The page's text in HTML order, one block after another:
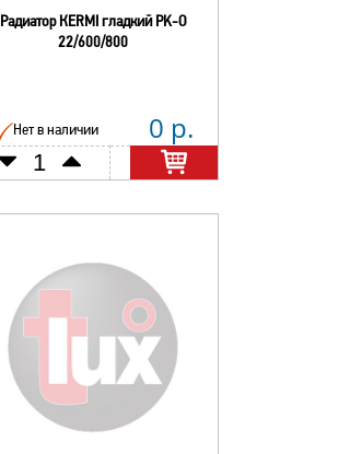
Радиатор КERMI гладкий РK-О
22/600/800
Нет в наличии 0 р.